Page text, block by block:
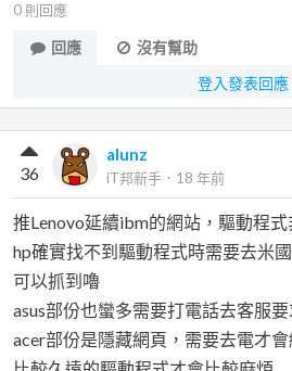
0 則回應
回應
沒有幫助
登入發表回應
alunz
iT邦新手 ． 18 年前
36
推Lenovo延續ibm的網站，驅動程
hp確實找不到驅動程式時需要去米
可以抓到嚕
asus部份也蠻多需要打電話去客服
acer部份是隱藏網頁，需要去電才